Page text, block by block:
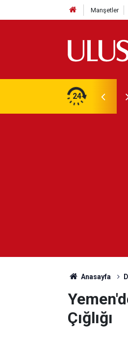
Manşetler
24
en yüksek seviyesine çıktı
Anasayfa
Çığlığı